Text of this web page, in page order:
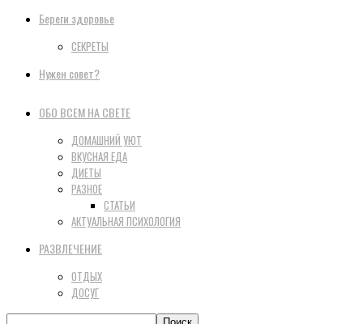
Береги здоровье
СЕКРЕТЫ
Нужен совет?
ОБО ВСЕМ НА СВЕТЕ
ДОМАШНИЙ УЮТ
ВКУСНАЯ ЕДА
ДИЕТЫ
РАЗНОЕ
СТАТЬИ
АКТУАЛЬНАЯ ПСИХОЛОГИЯ
РАЗВЛЕЧЕНИЕ
ОТДЫХ
ДОСУГ